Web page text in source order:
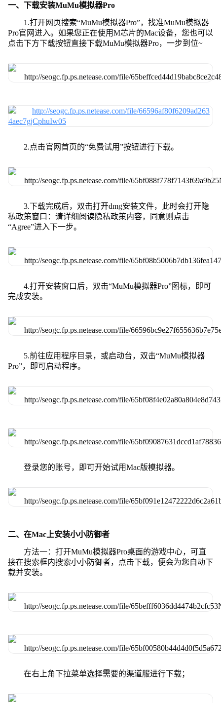
一、下载安装MuMu模拟器Pro
1.打开网页搜索“MuMu模拟器Pro”，找准MuMu模拟器
Pro官网进入。如果您正在使用M芯片的Mac设备，您也可以
点击下方下载按钮直接下载MuMu模拟器Pro，一步到位~
2.点击官网首页的“免费试用”按钮进行下载。
3.下载完成后，双击打开dmg安装文件，此时会打开隐
私政策窗口：请详细阅读隐私政策内容，同意则点击
“Agree”进入下一步。
4.打开安装窗口后，双击“MuMu模拟器Pro”图标，即可
完成安装。
5.前往应用程序目录，或启动台，双击“MuMu模拟器
Pro”，即可启动程序。
登录您的账号，即可开始试用Mac版模拟器。
二、在Mac上安装小小防御者
方法一：打开MuMu模拟器Pro桌面的游戏中心，可直
接在搜索框内搜索小小防御者，点击下载，便会为您自动下
载并安装。
在右上角下拉菜单选择需要的渠道服进行下载；